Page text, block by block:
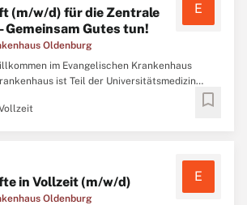
(m/w/d) für die Zentrale
Gemeinsam Gutes tun!
Oldenburg
E
im Evangelischen Krankenhaus
ist Teil der Universitätsmedizin
in der Innenstadt gelegen. Wir versorgen
stationär und 58.500 Patient:innen
bookmark
in Vollzeit (m/w/d)
Oldenburg
E